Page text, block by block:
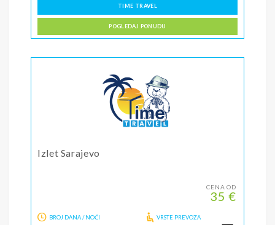
TIME TRAVEL
POGLEDAJ PONUDU
Izlet Sarajevo
CENA OD
35 €
BROJ DANA / NOĆI
VRSTE PREVOZA